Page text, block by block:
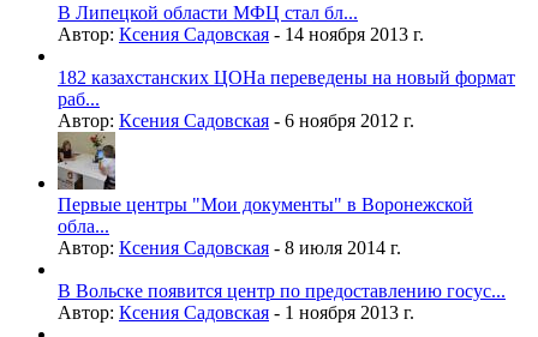
В Липецкой области МФЦ стал бл...
Автор: Ксения Садовская - 14 ноября 2013 г.
182 казахстанских ЦОНа переведены на новый формат
раб...
Автор: Ксения Садовская - 6 ноября 2012 г.
Первые центры "Мои документы" в Воронежской
обла...
Автор: Ксения Садовская - 8 июля 2014 г.
В Вольске появится центр по предоставлению госус...
Автор: Ксения Садовская - 1 ноября 2013 г.